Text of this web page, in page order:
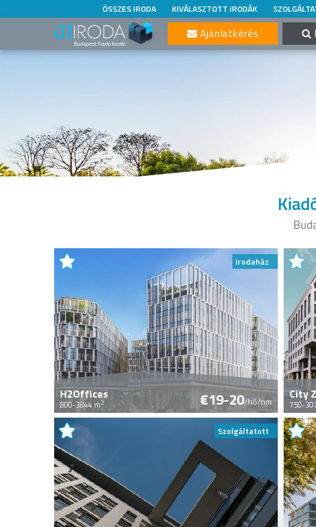
ÖSSZES IRODA KIVÁLASZTOTT IRODÁK
Ajánlatkérés
Irodaház
H2Offices
800-3844 m2 €19-20/hó/nm City
750-
Szolgáltatott